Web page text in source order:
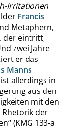
Irritationen
Francis
Metaphern,
, der eintritt,
zwei Jahre
er das
Manns
allerdings in
aus den
mit den
Rhetorik der
“(KMG 133-a